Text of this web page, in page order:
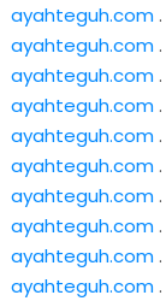
ayahteguh.com.
ayahteguh.com.
ayahteguh.com.
ayahteguh.com.
ayahteguh.com.
ayahteguh.com.
ayahteguh.com.
ayahteguh.com.
ayahteguh.com.
ayahteguh.com.